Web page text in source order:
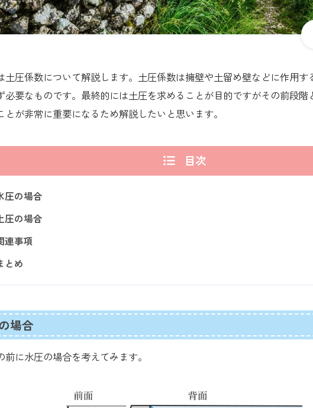
土圧係数について解説します。土圧係数は擁壁や土留め壁などに作用す
必要なものです。最終的には土圧を求めることが目的ですがその前段階
とが非常に重要になるため解説したいと思います。
目次
圧の場合
圧の場合
連事項
とめ
場合
に水圧の場合を考えてみます。